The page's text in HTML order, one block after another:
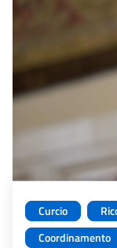
Curcio
Coordinamento